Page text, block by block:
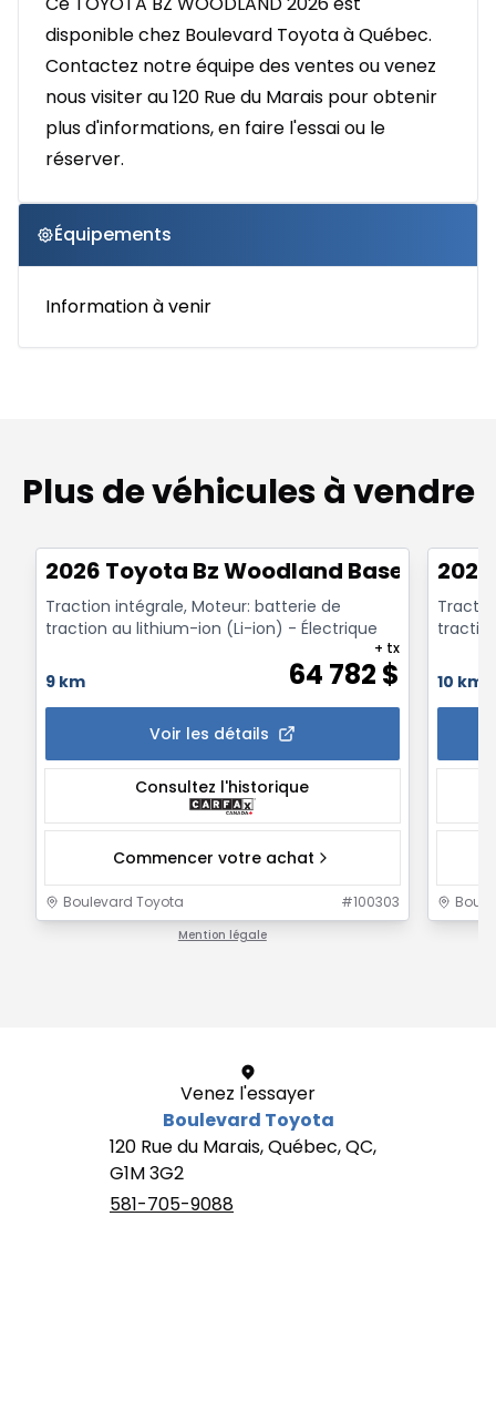
disponible chez Boulevard Toyota à Québec.
Contactez notre équipe des ventes ou venez
nous visiter au 120 Rue du Marais pour obtenir
plus d'informations, en faire l'essai ou le
réserver.
Équipements
Information à venir
Plus de véhicules à vendre
2026 Toyota Bz Woodland Base
Traction intégrale, Moteur: batterie de
traction au lithium-ion (Li-ion) - Électrique
9 km 64 782 $
+ tx
Voir les détails
Consultez l'historique
Commencer votre achat
Boulevard Toyota #100303
Mention légale
10 km
Venez l'essayer
Boulevard Toyota
120 Rue du Marais, Québec, QC,
G1M 3G2
581-705-9088